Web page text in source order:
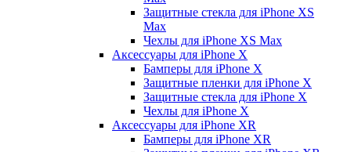
Защитные стекла для iPhone XS
Max
Чехлы для iPhone XS Max
Аксессуары для iPhone X
Бамперы для iPhone X
Защитные пленки для iPhone X
Защитные стекла для iPhone X
Чехлы для iPhone X
Аксессуары для iPhone XR
Бамперы для iPhone XR